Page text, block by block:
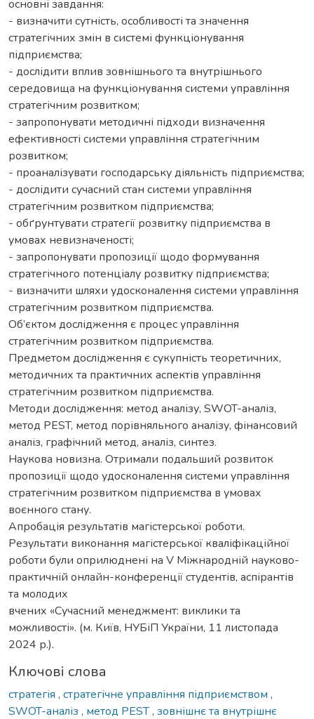
основні завдання:
- визначити сутність, особливості та значення
стратегічних змін в системі функціонування
підприємства;
- дослідити вплив зовнішнього та внутрішнього
середовища на функціонування системи управління
стратегічним розвитком;
- запропонувати методичні підходи визначення
ефективності системи управління стратегічним
розвитком;
- проаналізувати господарську діяльність підприємства;
- дослідити сучасний стан системи управління
стратегічним розвитком підприємства;
- обґрунтувати стратегії розвитку підприємства в
умовах невизначеності;
- запропонувати пропозиції щодо формування
стратегічного потенціалу розвитку підприємства;
- визначити шляхи удосконалення системи управління
стратегічним розвитком підприємства.
Об’єктом дослідження є процес управління
стратегічним розвитком підприємства.
Предметом дослідження є сукупність теоретичних,
методичних та практичних аспектів управління
стратегічним розвитком підприємства.
Методи дослідження: метод аналізу, SWOT-аналіз,
метод PEST, метод порівняльного аналізу, фінансовий
аналіз, графічний метод, аналіз, синтез.
Наукова новизна. Отримали подальший розвиток
пропозиції щодо удосконалення системи управління
стратегічним розвитком підприємства в умовах
воєнного стану.
Апробація результатів магістерської роботи.
Результати виконання магістерської кваліфікаційної
роботи були оприлюднені на V Міжнародній науково-
практичній онлайн-конференції студентів, аспірантів
та молодих
вчених «Сучасний менеджмент: виклики та
можливості». (м. Київ, НУБіП України, 11 листопада
2024 р.).
Ключові слова
стратегія , стратегічне управління підприємством ,
SWOT-аналіз , метод PEST, зовнішнє та внутрішнє